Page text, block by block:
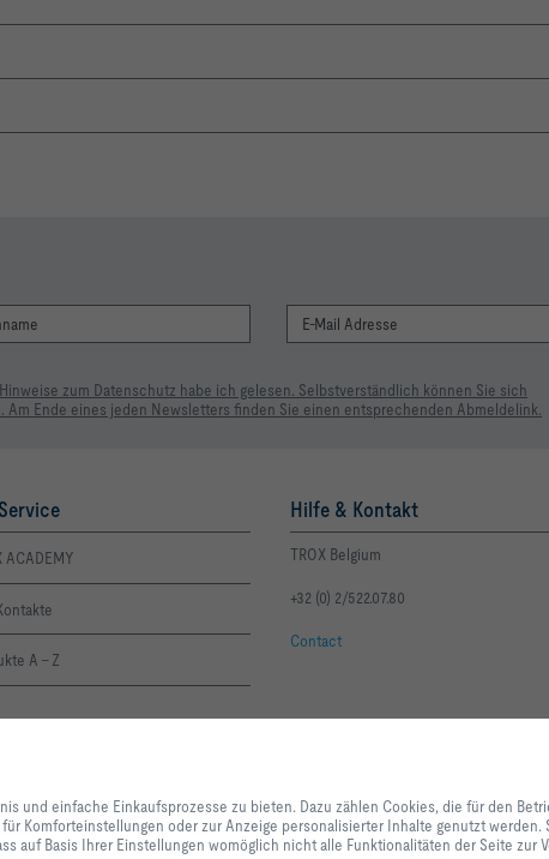
zum Datenschutz habe ich gelesen. Selbstverständlich können Sie sich
Ende eines jeden Newsletters finden Sie einen entsprechenden Abmeldelink.
ACADEMY
A - Z
Hilfe & Kontakt
TROX Belgium
+32 (0) 2/522.07.80
Contact
unserer Dienstleistungen und Anwendungen notwendig sind, sowie solche,
Statistikzwecken, für Komforteinstellungen oder zur Anzeige personalisierter
können selbst entscheiden, welche Kategorien Sie zulassen möchten und die
und einfache Einkaufsprozesse zu bieten. Dazu zählen Cookies, die für den
Komforteinstellungen oder zur Anzeige personalisierter Inhalte genutzt
auf Basis Ihrer Einstellungen womöglich nicht alle Funktionalitäten der Seite